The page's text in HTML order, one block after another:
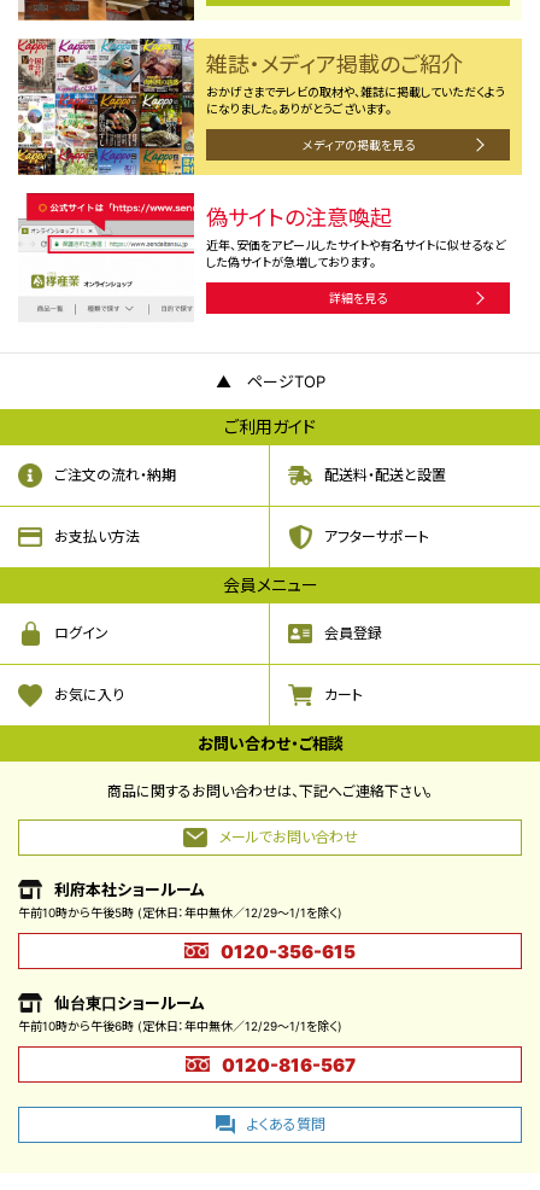
雑誌・メディア掲載のご紹介
おかげさまでテレビの取材や、雑誌に掲載していただくよう
になりました。ありがとうございます。
メディアの掲載を見る
偽サイトの注意喚起
近年、安価をアピールしたサイトや有名サイトに似せるなど
した偽サイトが急増しております。
詳細を見る
ページTOP
ご利用ガイド
ご注文の流れ・納期 配送料・配送と設置
お支払い方法 アフターサポート
会員メニュー
ログイン 会員登録
お気に入り カート
お問い合わせ・ご相談
商品に関するお問い合わせは、下記へご連絡下さい。
メールでお問い合わせ
利府本社ショールーム
午前10時から午後5時 (定休日：年中無休／12/29～1/1を除く)
0120-356-615
仙台東口ショールーム
午前10時から午後6時 (定休日：年中無休／12/29～1/1を除く)
0120-816-567
よくある質問